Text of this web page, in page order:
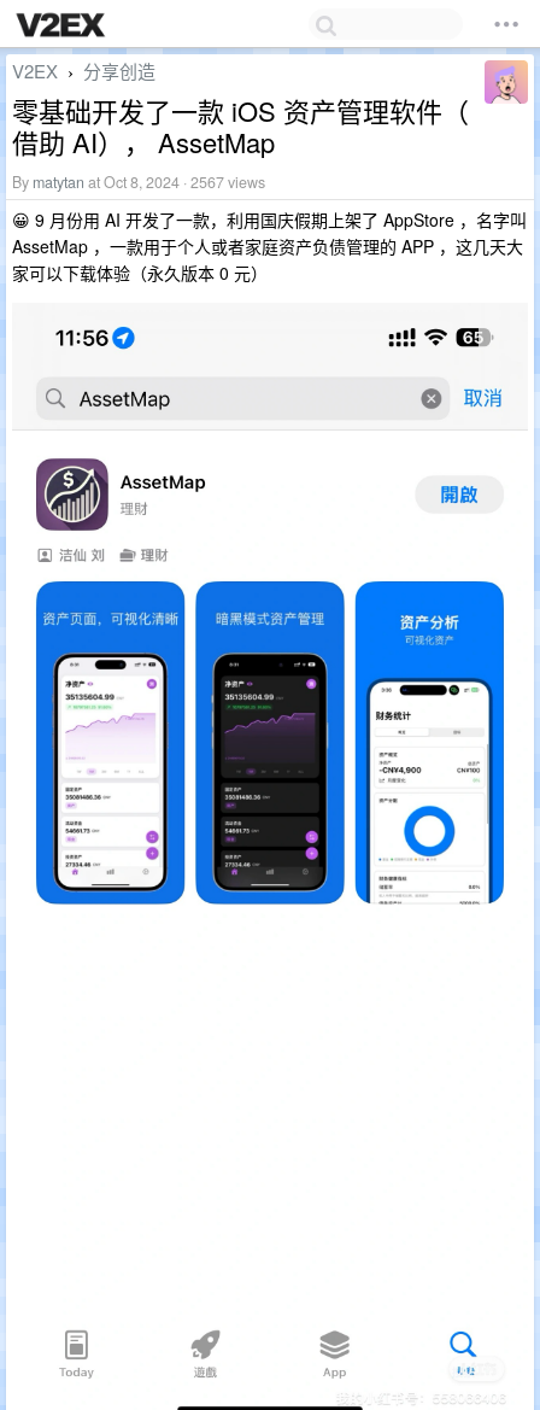
V2EX › 分享创造
零基础开发了一款 iOS 资产管理软件（
借助 AI）， AssetMap
By matytan at Oct 8, 2024 · 2567 views
😀 9 月份用 AI 开发了一款，利用国庆假期上架了 AppStore ，名字叫
AssetMap ，一款用于个人或者家庭资产负债管理的 APP ，这几天大
家可以下载体验（永久版本 0 元）